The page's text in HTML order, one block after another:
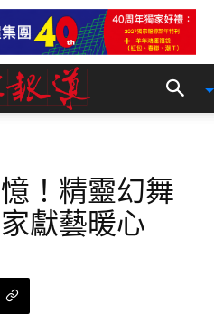
！精靈幻舞
獻藝暖心